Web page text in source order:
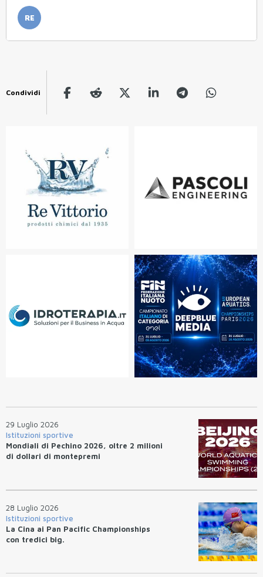
RE
Condividi
29 Luglio 2026
Istituzioni sportive
Mondiali di Pechino 2026, oltre 2 milioni
di dollari di montepremi
28 Luglio 2026
Istituzioni sportive
La Cina ai Pan Pacific Championships
con tredici big.